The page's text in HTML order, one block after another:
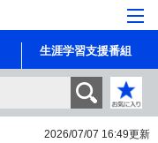
生涯学習支援番組
2026/07/07 16:49更新